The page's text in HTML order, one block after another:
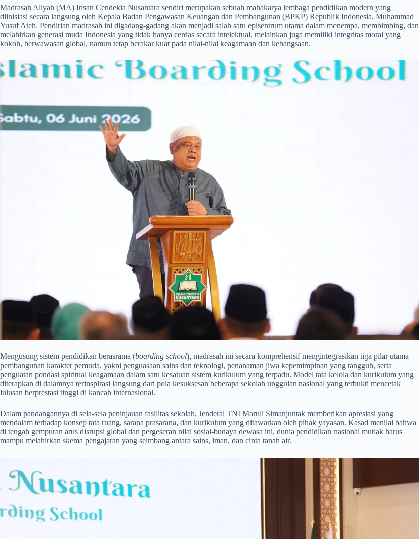
​Madrasah Aliyah (MA) Insan Cendekia Nusantara sendiri merupakan sebuah mahakarya lembaga pendidikan modern yang
diinisiasi secara langsung oleh Kepala Badan Pengawasan Keuangan dan Pembangunan (BPKP) Republik Indonesia, Muhammad
Yusuf Ateh. Pendirian madrasah ini digadang-gadang akan menjadi salah satu episentrum utama dalam menempa, membimbing, dan
melahirkan generasi muda Indonesia yang tidak hanya cerdas secara intelektual, melainkan juga memiliki integritas moral yang
kokoh, berwawasan global, namun tetap berakar kuat pada nilai-nilai keagamaan dan kebangsaan.
​Mengusung sistem pendidikan berasrama (boarding school), madrasah ini secara komprehensif mengintegrasikan tiga pilar utama
pembangunan karakter pemuda, yakni penguasaan sains dan teknologi, penanaman jiwa kepemimpinan yang tangguh, serta
penguatan pondasi spiritual keagamaan dalam satu kesatuan sistem kurikulum yang terpadu. Model tata kelola dan kurikulum yang
diterapkan di dalamnya terinspirasi langsung dari pola kesuksesan beberapa sekolah unggulan nasional yang terbukti mencetak
lulusan berprestasi tinggi di kancah internasional.
​Dalam pandangannya di sela-sela peninjauan fasilitas sekolah, Jenderal TNI Maruli Simanjuntak memberikan apresiasi yang
mendalam terhadap konsep tata ruang, sarana prasarana, dan kurikulum yang ditawarkan oleh pihak yayasan. Kasad menilai bahwa
di tengah gempuran arus disrupsi global dan pergeseran nilai sosial-budaya dewasa ini, dunia pendidikan nasional mutlak harus
mampu melahirkan skema pengajaran yang seimbang antara sains, iman, dan cinta tanah air.